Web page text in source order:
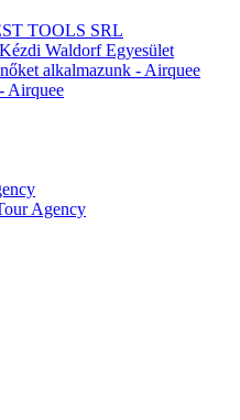
TOOLS SRL
Waldorf Egyesület
alkalmazunk - Airquee
Airquee
Agency